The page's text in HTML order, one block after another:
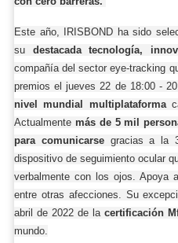
Este año, IRISBOND ha sido
su destacada tecnología,
compañía del sector eye-tracking
premios el jueves 22 de 18:00 -
nivel mundial multiplataforma
Actualmente más de 5 mil
para comunicarsegracias a la
dispositivo de seguimiento ocular
verbalmente con los ojos. Apoya
entre otras afecciones. Su
abril de 2022 de la certificación
mundo.